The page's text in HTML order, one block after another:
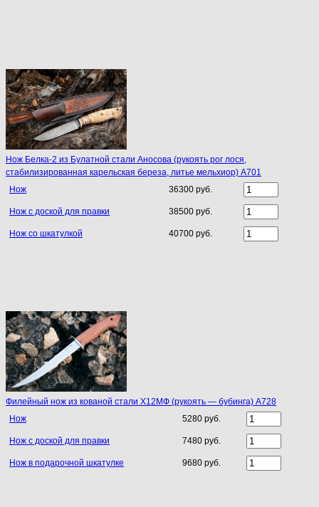
Нож Белка-2 из Булатной стали Аносова (рукоять рог лося,
стабилизированная карельская береза, литье мельхиор) A701
Нож
36300 руб.
Нож с доской для правки 38500 руб.
Нож со шкатулкой 40700 руб.
Филейный нож из кованой стали Х12МФ (рукоять — бубинга) A728
Нож
5280 руб.
Нож с доской для правки 7480 руб.
Нож в подарочной шкатулке 9680 руб.